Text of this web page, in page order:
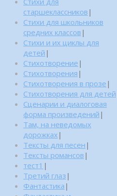
старшеклассников |
Стихи для школьников
средних классов |
Стихи и их циклы для
детей |
Стихотворение |
Стихотворения |
Стихотворения в прозе |
Стихотворения для детей
Сценарии и диалоговая
форма произведений |
Там, на неведомых
дорожках |
Тексты для песен |
Тексты романсов |
тест1 |
Третий глаз |
Фантастика |